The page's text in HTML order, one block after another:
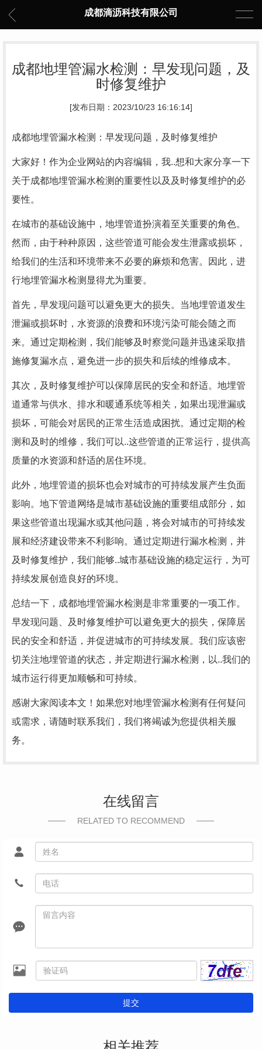
成都滴沥科技有限公司
成都地埋管漏水检测：早发现问题，及
时修复维护
[发布日期：2023/10/23 16:16:14]
成都地埋管漏水检测：早发现问题，及时修复维护
大家好！作为企业网站的内容编辑，我..想和大家分享一下
关于成都地埋管漏水检测的重要性以及及时修复维护的必
要性。
在城市的基础设施中，地埋管道扮演着至关重要的角色。
然而，由于种种原因，这些管道可能会发生泄露或损坏，
给我们的生活和环境带来不必要的麻烦和危害。因此，进
行地埋管漏水检测显得尤为重要。
首先，早发现问题可以避免更大的损失。当地埋管道发生
泄漏或损坏时，水资源的浪费和环境污染可能会随之而
来。通过定期检测，我们能够及时察觉问题并迅速采取措
施修复漏水点，避免进一步的损失和后续的维修成本。
其次，及时修复维护可以保障居民的安全和舒适。地埋管
道通常与供水、排水和暖通系统等相关，如果出现泄漏或
损坏，可能会对居民的正常生活造成困扰。通过定期的检
测和及时的维修，我们可以..这些管道的正常运行，提供高
质量的水资源和舒适的居住环境。
此外，地埋管道的损坏也会对城市的可持续发展产生负面
影响。地下管道网络是城市基础设施的重要组成部分，如
果这些管道出现漏水或其他问题，将会对城市的可持续发
展和经济建设带来不利影响。通过定期进行漏水检测，并
及时修复维护，我们能够..城市基础设施的稳定运行，为可
持续发展创造良好的环境。
总结一下，成都地埋管漏水检测是非常重要的一项工作。
早发现问题、及时修复维护可以避免更大的损失，保障居
民的安全和舒适，并促进城市的可持续发展。我们应该密
切关注地埋管道的状态，并定期进行漏水检测，以..我们的
城市运行得更加顺畅和可持续。
感谢大家阅读本文！如果您对地埋管漏水检测有任何疑问
或需求，请随时联系我们，我们将竭诚为您提供相关服
务。
在线留言
RELATED TO RECOMMEND
提交